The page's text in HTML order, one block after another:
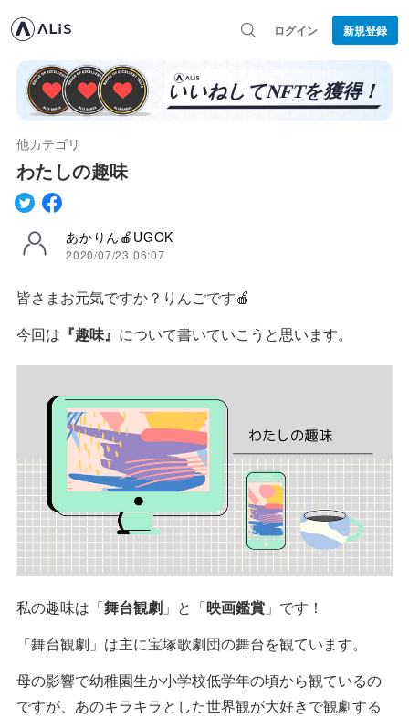
ログイン 新規登録
他カテゴリ
わたしの趣味
あかりん🍎UGOK
2020/07/23 06:07
皆さまお元気ですか？りんごです🍎
今回は 『趣味』 について書いていこうと思います。
私の趣味は「舞台観劇 」と「映画鑑賞 」です！
「舞台観劇」は主に宝塚歌劇団の舞台を観ています。
母の影響で幼稚園生か小学校低学年の頃から観ているの
ですが、あのキラキラとした世界観が大好きで観劇する